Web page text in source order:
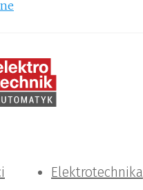
Elektrotechnika